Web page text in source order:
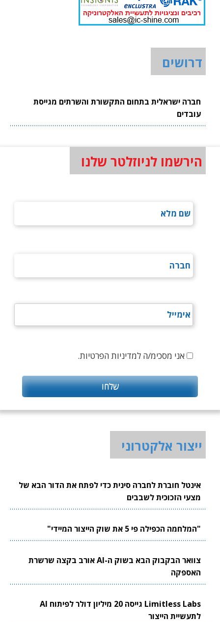
דרושים
חברה ישראלית בתחום התקשורת והשרתים מגייסת
עובדים
הירשמו לניוזלטר שלנו
אני מסכימ/ה למדיניות הפרטיות.
ייצור אלקטרוני
אינטל חוברת לחברה סינית כדי לפתח את הדור הבא של
מצעי הזכוכית לשבבים
"המלחמה הכפילה פי 5 את שוק הייצור המיידי"
צוואר הבקבוק הבא בשוק ה-AI אורב בקצה שרשרת
האספקה
Limitless Labs גייסה 20 מיליון דולר לפיתוח AI
לתעשיית הייצור